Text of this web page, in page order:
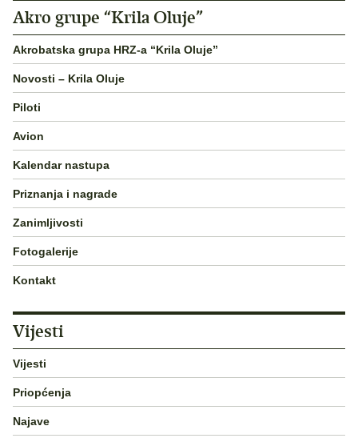
Akro grupe “Krila Oluje”
Akrobatska grupa HRZ-a “Krila Oluje”
Novosti – Krila Oluje
Piloti
Avion
Kalendar nastupa
Priznanja i nagrade
Zanimljivosti
Fotogalerije
Kontakt
Vijesti
Vijesti
Priopćenja
Najave